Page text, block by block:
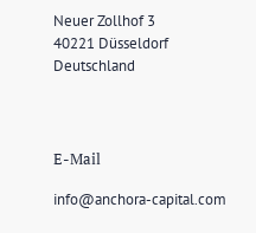
Neuer Zollhof 3
40221 Düsseldorf
Deutschland
E-Mail
info@anchora-capital.com